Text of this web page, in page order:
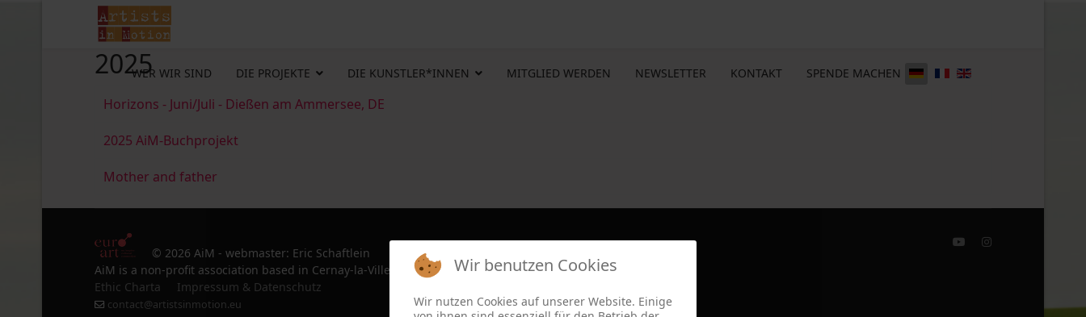
WER WIR SIND DIE PROJEKTE DIE KUNSTLER*INNEN MITGLIED WERDEN NEWSLETTER KONTAKT SPENDE MACHEN
2025
Horizons - Juni/Juli - Dießen am Ammersee, DE
2025 AiM-Buchprojekt
Mother and father
© 2026 AiM - webmaster: Eric Schaftlein
AiM is a non-profit association based in Cernay-la-Ville, France since 2022
Ethic Charta
Impressum & Datenschutz
contact@artistsinmotion.eu
Wir benutzen Cookies
Wir nutzen Cookies auf unserer Website. Einige